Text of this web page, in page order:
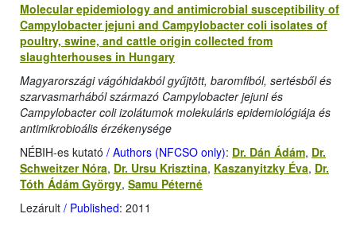
Molecular epidemiology and antimicrobial susceptibility of
Campylobacter jejuni and Campylobacter coli isolates of
poultry, swine, and cattle origin collected from
slaughterhouses in Hungary
Magyarországi vágóhidakból gyűjtött, baromfiból, sertésből és
szarvasmarhából származó Campylobacter jejuni és
Campylobacter coli izolátumok molekuláris epidemiológiája és
antimikrobioális érzékenysége
NÉBIH-es kutató / Authors (NFCSO only): Dr. Dán Ádám, Dr.
Schweitzer Nóra, Dr. Ursu Krisztina, Kaszanyitzky Éva, Dr.
Tóth Ádám György, Samu Péterné
Lezárult / Published: 2011